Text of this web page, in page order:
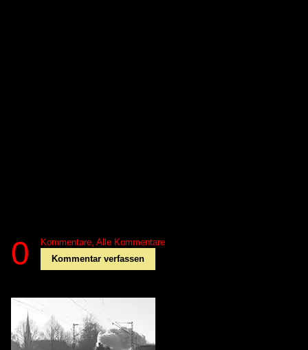
0 Kommentare, Alle Kommentare
Kommentar verfassen